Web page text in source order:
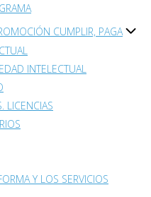
CUMPLIR, PAGA
INTELECTUAL
LICENCIAS
Y LOS SERVICIOS